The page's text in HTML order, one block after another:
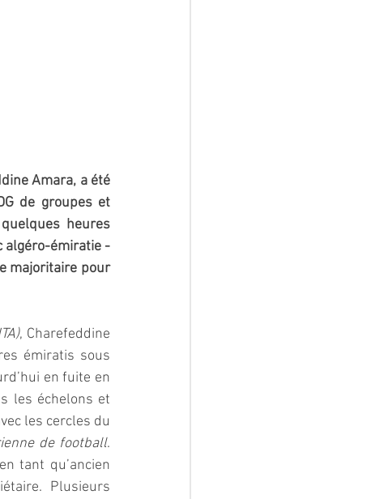
Amara, a été
de groupes et
heures
algéro-émiratie -
majoritaire pour
, Charefeddine
émiratis sous
en fuite en
les échelons et
les cercles du
de football.
tant qu’ancien
Plusieurs